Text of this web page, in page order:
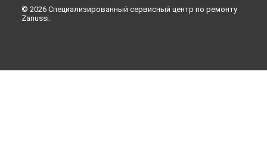
Астрахани
Замена блока управления стиральной машины Zanussi в
© 2026 Специализированный сервисный центр по ремонту
Zanussi.